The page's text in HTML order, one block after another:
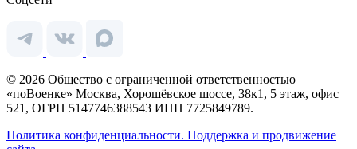
© 2026 Общество с ограниченной ответственностью
«поВоенке» Москва, Хорошёвское шоссе, 38к1, 5 этаж, офис
521, ОГРН 5147746388543 ИНН 7725849789.
Политика конфиденциальности. Поддержка и продвижение